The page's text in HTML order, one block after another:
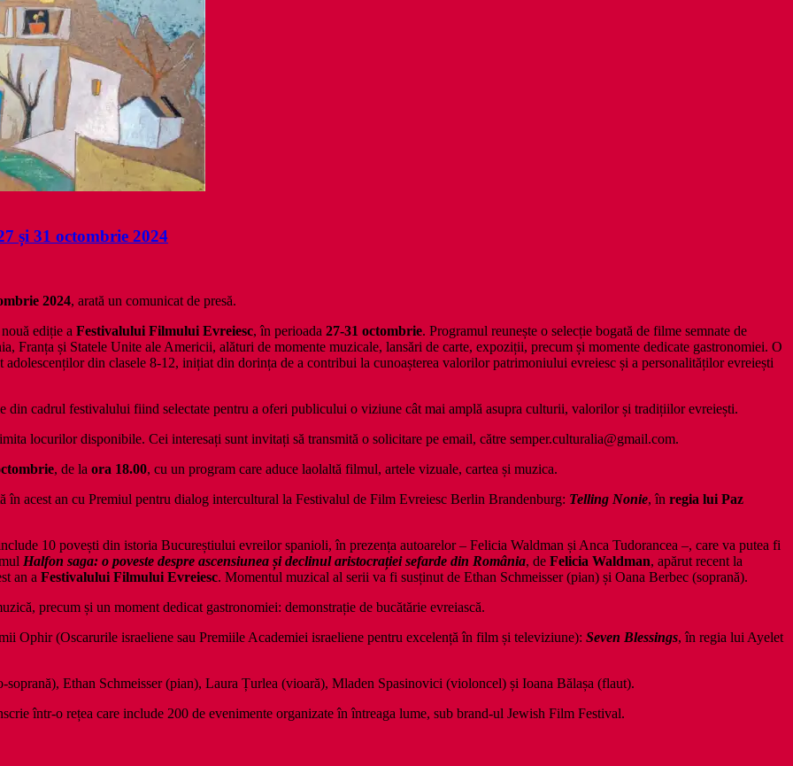
și 31 octombrie 2024
2024, arată un comunicat de presă.
ediție a Festivalului Filmului Evreiesc, în perioada 27-31 octombrie. Programul reunește o selecție bogată de filme semnate de
Franța și Statele Unite ale Americii, alături de momente muzicale, lansări de carte, expoziții, precum și momente dedicate gastronomiei. O
adolescenților din clasele 8-12, inițiat din dorința de a contribui la cunoașterea valorilor patrimoniului evreiesc și a personalităților evreiești
din cadrul festivalului fiind selectate pentru a oferi publicului o viziune cât mai amplă asupra culturii, valorilor și tradițiilor evreiești.
locurilor disponibile. Cei interesați sunt invitați să transmită o solicitare pe email, către semper.culturalia@gmail.com.
, de la ora 18.00, cu un program care aduce laolaltă filmul, artele vizuale, cartea și muzica.
în acest an cu Premiul pentru dialog intercultural la Festivalul de Film Evreiesc Berlin Brandenburg: Telling Nonie, în regia lui Paz
10 povești din istoria Bucureștiului evreilor spanioli, în prezența autoarelor – Felicia Waldman și Anca Tudorancea –, care va putea fi
Halfon saga: o poveste despre ascensiunea și declinul aristocrației sefarde din România, de Felicia Waldman, apărut recent la
an a Festivalului Filmului Evreiesc. Momentul muzical al serii va fi susținut de Ethan Schmeisser (pian) și Oana Berbec (soprană).
precum și un moment dedicat gastronomiei: demonstrație de bucătărie evreiască.
Ophir (Oscarurile israeliene sau Premiile Academiei israeliene pentru excelență în film și televiziune): Seven Blessings, în regia lui Ayelet
Ethan Schmeisser (pian), Laura Țurlea (vioară), Mladen Spasinovici (violoncel) și Ioana Bălașa (flaut).
într-o rețea care include 200 de evenimente organizate în întreaga lume, sub brand-ul Jewish Film Festival.